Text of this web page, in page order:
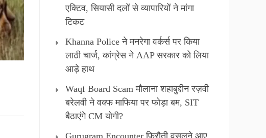
एक्टिव, सियासी दलों से व्यापारियों ने मांगा
टिकट
Khanna Police ने मनरेगा वर्कर्स पर किया
लाठी चार्ज, कांग्रेस ने AAP सरकार को लिया
आड़े हाथ
Waqf Board Scam मौलाना शहाबुद्दीन रज़वी
बरेलवी ने वक्फ माफिया पर फोड़ा बम, SIT
बैठाएंगे CM योगी?
Gurugram Encounter फिरौती वसूलने आए